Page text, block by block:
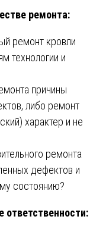
ремонта:
ремонт кровли
технологии и
причины
либо ремонт
характер и не
ремонта
дефектов и
состоянию?
ответственности: